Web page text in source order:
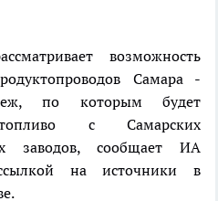
возможность
Самара -
по которым будет
топливо с Самарских
заводов, сообщает ИА
на источники в